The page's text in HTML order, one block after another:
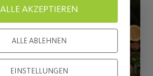
ALLE AKZEPTIEREN
ALLE ABLEHNEN
EINSTELLUNGEN